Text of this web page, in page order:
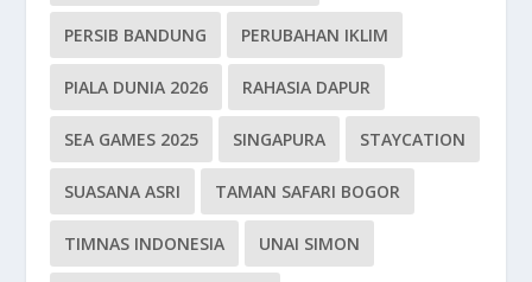
PERSIB BANDUNG PERUBAHAN IKLIM
PIALA DUNIA 2026 RAHASIA DAPUR
SEA GAMES 2025 SINGAPURA STAYCATION
SUASANA ASRI TAMAN SAFARI BOGOR
TIMNAS INDONESIA UNAI SIMON